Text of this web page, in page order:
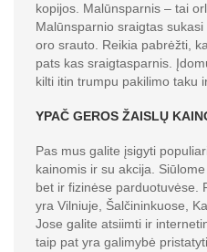
kopijos. Malūnsparnis – tai
Malūnsparnio sraigtas
oro srauto. Reikia pabrėžti,
pats kas sraigtasparnis.
kilti itin trumpu pakilimo taku
YPAČ GEROS ŽAISLŲ
Pas mus galite įsigyti
kainomis ir su akcija.
bet ir fizinėse parduotuvėse.
yra Vilniuje, Šalčininkuose,
Jose galite atsiimti ir
taip pat yra galimybė